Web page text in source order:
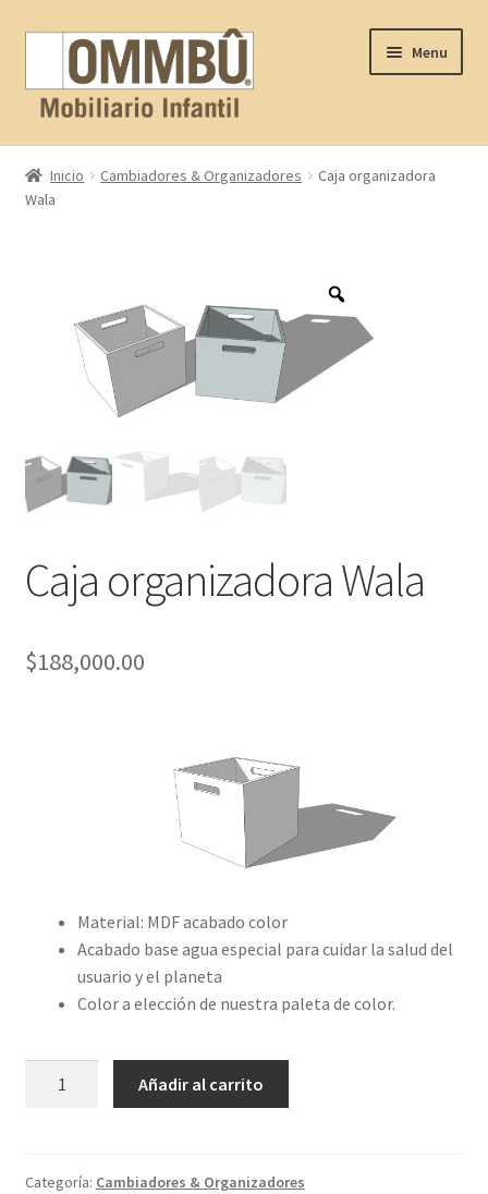
Skip
navigation
Skip
content
Menu
Inicio
Contacto
Nosotros
Productos
Inicio Cambiadores & Organizadores
Caja organizadora
Wala
Caja organizadora Wala
$188,000.00
Material: MDF acabado color
Acabado base agua especial para cuidar la salud del
usuario y el planeta
Color a elección de nuestra paleta de color.
Añadir al carrito
Categoría: Cambiadores & Organizadores